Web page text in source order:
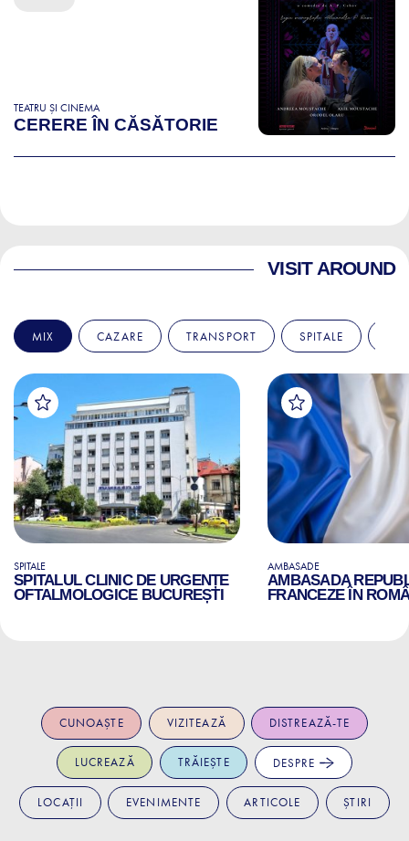
TEATRU ȘI CINEMA
CERERE ÎN CĂSĂTORIE
VISIT AROUND
MIX CAZARE TRANSPORT SPITALE
SPITALE
SPITALUL CLINIC DE URGENȚE
OFTALMOLOGICE BUCUREȘTI
AMBASADE
AMBASADA
FRANCEZE ÎN
CUNOAȘTE VIZITEAZĂ DISTREAZĂ-TE
LUCREAZĂ TRĂIEȘTE DESPRE
LOCAȚII EVENIMENTE ARTICOLE ȘTIRI